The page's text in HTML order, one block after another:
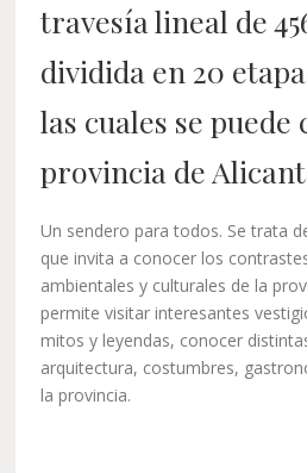
travesía lineal de
dividida en 20
las cuales se puede
provincia de
Un sendero para todos. Se trata
que invita a conocer los
ambientales y culturales de la
permite visitar interesantes
mitos y leyendas, conocer
arquitectura, costumbres,
la provincia.